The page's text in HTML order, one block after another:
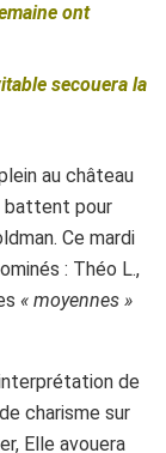
ont
secouera la
au château
battent pour
Ce mardi
: Théo L.,
« moyennes »
de
charisme sur
, Elle avouera